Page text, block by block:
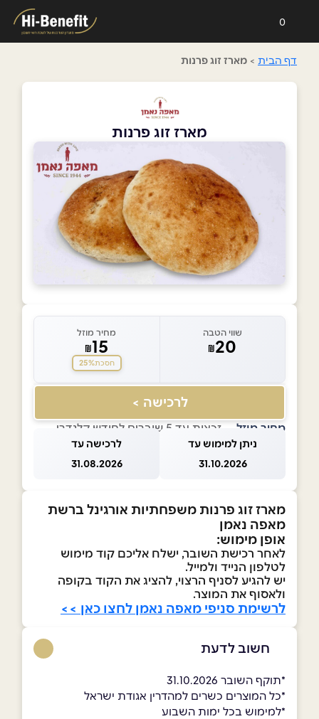
0
דף הבית > מארז זוג פרנות
מארז זוג פרנות
שווי הטבה
₪20
מחיר מוזל
₪15
חסכת25%
לרכישה >
מחיר מוזל — זכאות עד 5 שוברים לחודש קלנדרי
ניתן למימוש עד
31.10.2026
לרכישה עד
31.08.2026
מארז זוג פרנות משפחתיות אורגינל ברשת
מאפה נאמן
אופן מימוש:
לאחר רכישת השובר, ישלח אליכם קוד מימוש
לטלפון הנייד ולמייל.
יש להגיע לסניף הרצוי, להציג את הקוד בקופה
ולאסוף את המוצר.
לרשימת סניפי מאפה נאמן לחצו כאן >>
חשוב לדעת
*תוקף השובר 31.10.2026
*כל המוצרים כשרים למהדרין אגודת ישראל
*למימוש בכל ימות השבוע